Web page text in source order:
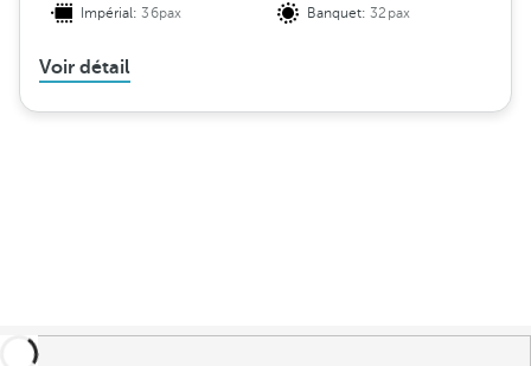
Impérial:36pax Banquet:32pax
Voir détail